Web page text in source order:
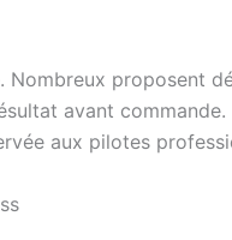
Nombreux proposent
avant
aux pilotes